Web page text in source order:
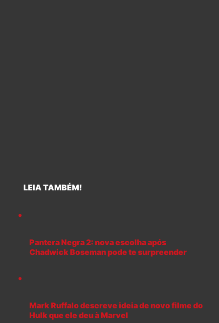
LEIA TAMBÉM!
Pantera Negra 2: nova escolha após
Chadwick Boseman pode te surpreender
Mark Ruffalo descreve ideia de novo filme do
Hulk que ele deu à Marvel